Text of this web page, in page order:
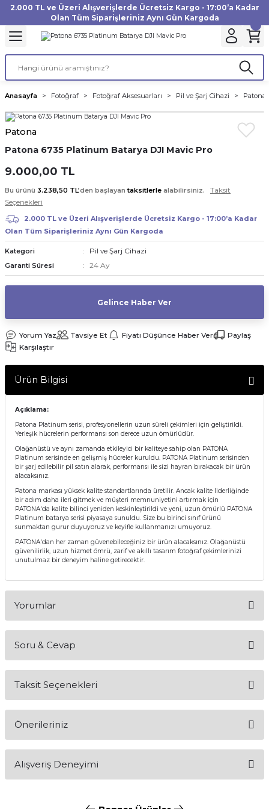
2.000 TL ve Üzeri Alışverişlerde Ücretsiz Kargo - 17:00’a Kadar
Olan Tüm Siparişleriniz Aynı Gün Kargoda
Geri Dön
Aksesuarları
Makinesi
Geri Dön
Geri Dön
Geri Dön
Geri Dön
Geri Dön
Geri Dön
Geri Dön
Geri Dön
Geri Dön
Geri Dön
Aksesuarları
Geri Dön
Anasayfa Fotoğraf Fotoğraf Aksesuarları Pil ve Şarj Cihazi Patona
Patona
Patona 6735 Platinum Batarya DJI Mavic Pro
9.000,00 TL
Bu ürünü 3.238,50 TL’den başlayantaksitlerle alabilirsiniz.
Taksit
Seçenekleri
2.000 TL ve Üzeri Alışverişlerde Ücretsiz Kargo - 17:00’a Kadar
Olan Tüm Siparişleriniz Aynı Gün Kargoda
Kategori Pil ve Şarj Cihazi
Garanti Süresi 24 Ay
Gelince Haber Ver
Yorum Yaz Tavsiye Et Fiyatı Düşünce Haber Ver
Paylaş
Karşılaştır
Ürün Bilgisi
Açıklama:
Patona Platinum serisi, profesyonellerin uzun süreli çekimleri için geliştirildi.
Yerleşik hücrelerin performansı son derece uzun ömürlüdür.
Olağanüstü ve aynı zamanda etkileyici bir kaliteye sahip olan PATONA
Platinum serisinde en gelişmiş hücreler kuruldu. PATONA Platinum serisinden
bir şarj edilebilir pil satın alarak, performansı ile sizi hayran bırakacak bir ürün
alacaksınız.
Patona markası yüksek kalite standartlarında üretilir. Ancak kalite liderliğinde
bir adım daha ileri gitmek ve müşteri memnuniyetini artırmak için
PATONA'da kalite bilinci yeniden keskinleştirildi ve yeni, uzun ömürlü PATONA
Platinum batarya serisi piyasaya sunuldu. Size bu birinci sınıf ürünü
sunmaktan gurur duyuyoruz ve keyifle kullanmanızı umuyoruz.
PATONA'dan her zaman güvenebileceğiniz bir ürün alacaksınız. Olağanüstü
güvenilirlik, uzun hizmet ömrü, zarif ve akıllı tasarım fotoğraf çekimlerinizi
unutulmaz bir deneyim haline getirecektir.
Yorumlar
Soru & Cevap
Taksit Seçenekleri
Önerileriniz
konularda yetersiz gördüğünüz noktaları öneri formunu
kullanarak tarafımıza iletebilirsiniz.
Alışveriş Deneyimi